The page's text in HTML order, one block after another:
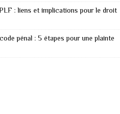
: liens et implications pour le droit
pénal : 5 étapes pour une plainte